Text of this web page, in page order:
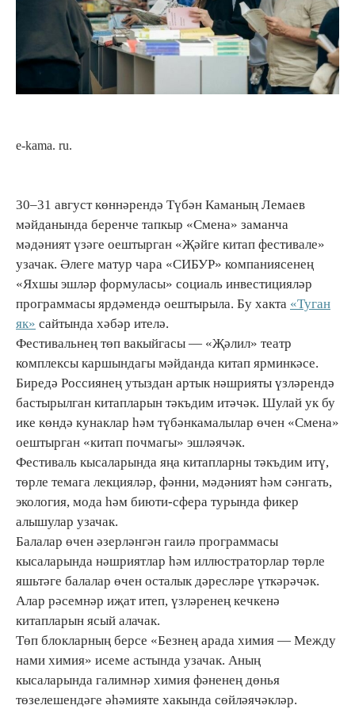
e-kama. ru.
30–31 август көннәрендә Түбән Каманың Лемаев
мәйданында беренче тапкыр «Смена» заманча
мәдәният үзәге оештырган «Җәйге китап фестивале»
узачак. Әлеге матур чара «СИБУР» компаниясенең
«Яхшы эшләр формуласы» социаль инвестицияләр
программасы ярдәмендә оештырыла. Бу хакта «Туган
як» сайтында хәбәр ителә.
Фестивальнең төп вакыйгасы — «Җәлил» театр
комплексы каршындагы мәйданда китап ярминкәсе.
Биредә Россиянең утыздан артык нәшрияты үзләрендә
бастырылган китапларын тәкъдим итәчәк. Шулай ук бу
ике көндә кунаклар һәм түбәнкамалылар өчен «Смена»
оештырган «китап почмагы» эшләячәк.
Фестиваль кысаларында яңа китапларны тәкъдим итү,
төрле темага лекцияләр, фәнни, мәдәният һәм сәнгать,
экология, мода һәм биюти-сфера турында фикер
алышулар узачак.
Балалар өчен әзерләнгән гаилә программасы
кысаларында нәшриятлар һәм иллюстраторлар төрле
яшьтәге балалар өчен осталык дәресләре үткәрәчәк.
Алар рәсемнәр иҗат итеп, үзләренең кечкенә
китапларын ясый алачак.
Төп блокларның берсе «Безнең арада химия — Между
нами химия» исеме астында узачак. Аның
кысаларында галимнәр химия фәненең дөнья
төзелешендәге әһәмияте хакында сөйләячәкләр.